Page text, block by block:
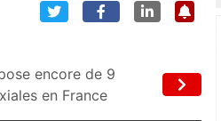
encore de 9
en France